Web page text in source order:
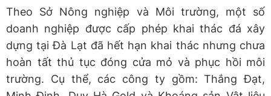
Theo Sở Nông nghiệp và Môi trường, một số
doanh nghiệp được cấp phép khai thác đá xây
dựng tại Đà Lạt đã hết hạn khai thác nhưng chưa
hoàn tất thủ tục đóng cửa mỏ và phục hồi môi
trường. Cụ thể, các công ty gồm: Thắng Đạt,